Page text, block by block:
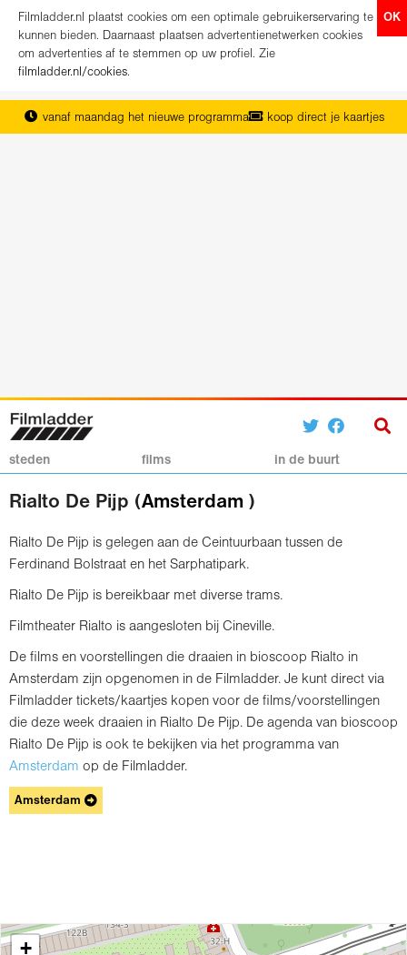
OK
Filmladder.nl plaatst cookies om een optimale gebruikerservaring te
kunnen bieden. Daarnaast plaatsen advertentienetwerken cookies
om advertenties af te stemmen op uw profiel. Zie
filmladder.nl/cookies.
vanaf maandag het nieuwe programma
koop direct je kaartjes
het complete overzicht van Nederland
steden films in de buurt
Rialto De Pijp (Amsterdam )
Rialto De Pijp is gelegen aan de Ceintuurbaan tussen de
Ferdinand Bolstraat en het Sarphatipark.
Rialto De Pijp is bereikbaar met diverse trams.
Filmtheater Rialto is aangesloten bij Cineville.
De films en voorstellingen die draaien in bioscoop Rialto in
Amsterdam zijn opgenomen in de Filmladder. Je kunt direct via
Filmladder tickets/kaartjes kopen voor de films/voorstellingen
die deze week draaien in Rialto De Pijp. De agenda van bioscoop
Rialto De Pijp is ook te bekijken via het programma van
Amsterdam op de Filmladder.
Amsterdam
+